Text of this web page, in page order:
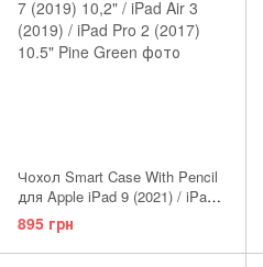
Чохол Smart Case With Pencil
для Apple iPad 9 (2021) / iPad 8
(2020) / iPad 7 (2019) 10,2" /
iPad Air 3 (2019) / iPad Pro 2
(2017) 10.5" Marsala
895 грн